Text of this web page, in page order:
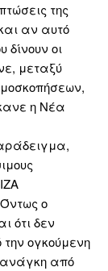
της
αν αυτό
οι
μεταξύ
η Νέα
ο
ότι δεν
ογκούμενη
από